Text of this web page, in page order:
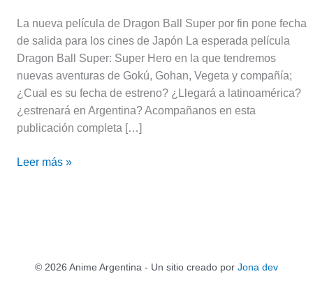
La nueva película de Dragon Ball Super por fin pone fecha
de salida para los cines de Japón La esperada película
Dragon Ball Super: Super Hero en la que tendremos
nuevas aventuras de Gokú, Gohan, Vegeta y compañía;
¿Cual es su fecha de estreno? ¿Llegará a latinoamérica?
¿estrenará en Argentina? Acompañanos en esta
publicación completa […]
Leer más »
© 2026 Anime Argentina - Un sitio creado por Jona dev